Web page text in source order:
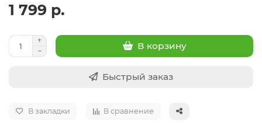
1 799 р.
В корзину
Быстрый заказ
В закладки В сравнение